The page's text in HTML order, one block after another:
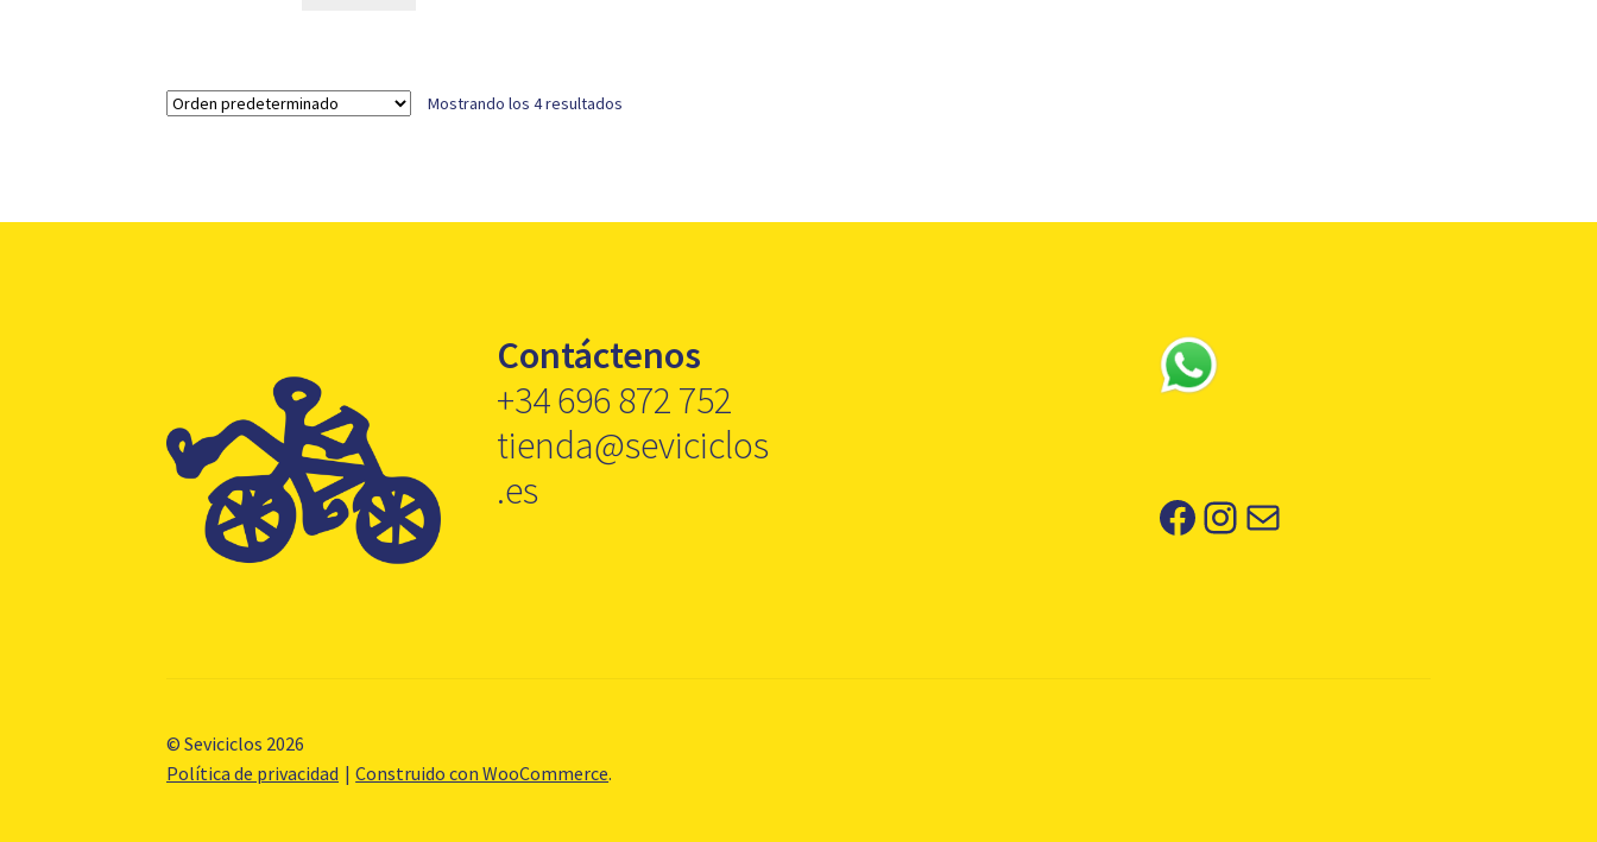
Mostrando los 4 resultados
Contáctenos
+34 696 872 752
tienda@seviciclos
.es
Facebook
Instagram
Correo electrónico
© Seviciclos 2026
Política de privacidad
Construido con WooCommerce.